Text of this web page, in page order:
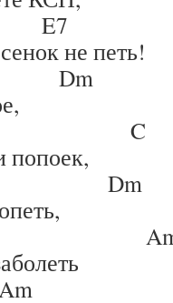
не петь!
C
попоек,